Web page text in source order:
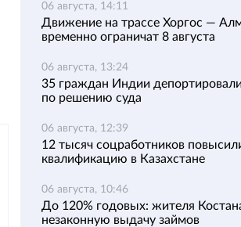
06 августа, 14:11
Движение на трассе Хоргос —
временно ограничат 8 августа
06 августа, 13:24
35 граждан Индии
по решению суда
06 августа, 12:39
12 тысяч соцработников
квалификацию в Казахстане
06 августа, 10:46
До 120% годовых: жителя
незаконную выдачу займов